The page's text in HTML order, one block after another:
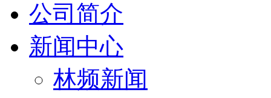
公司简介
新闻中心
林频新闻